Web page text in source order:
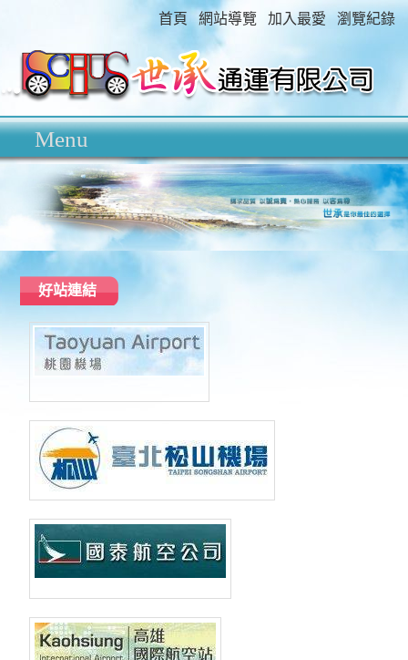
首頁 網站導覽 加入最愛 瀏覽紀錄
好站連結